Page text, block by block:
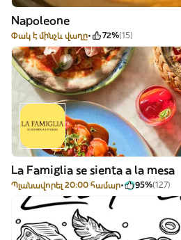
Napoleone
Փակ է մինչև վաղը 72%(15)
La Famiglia se sienta a la mesa
Պլանավորել 20:00 համար 95%(127)